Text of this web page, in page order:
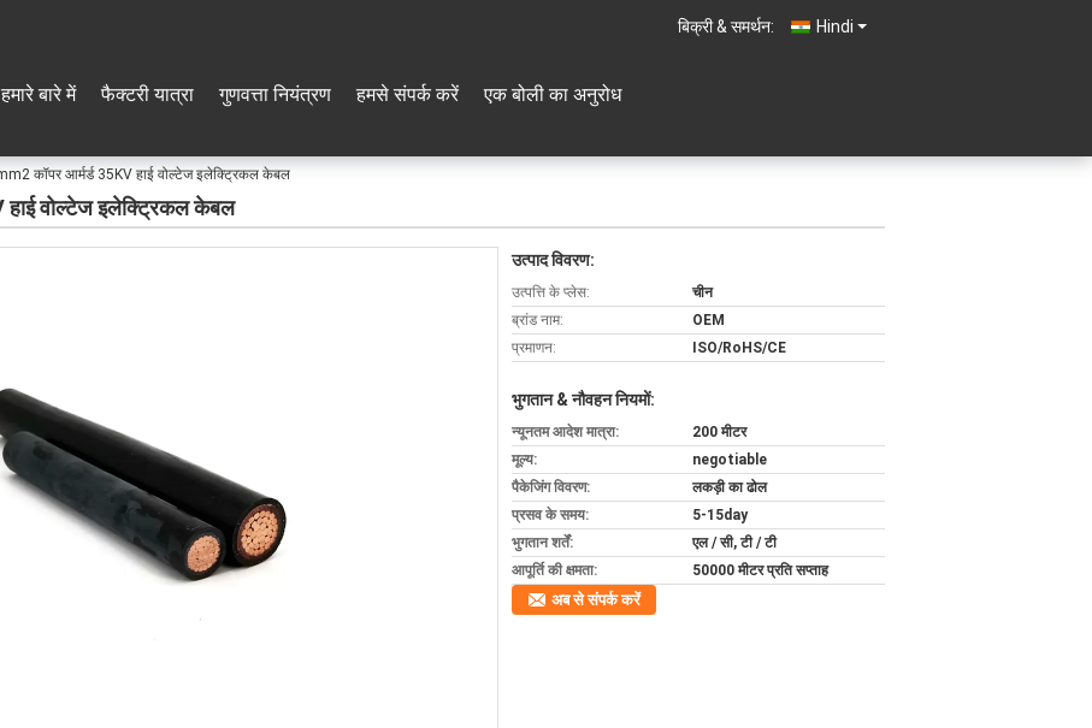
Hindi
बिक्री & समर्थन:
हमारे बारे में फैक्टरी यात्रा गुणवत्ता नियंत्रण हमसे संपर्क करें एक बोली का अनुरोध
कॉपर आर्मर्ड 35KV हाई वोल्टेज इलेक्ट्रिकल केबल
हाई वोल्टेज इलेक्ट्रिकल केबल
उत्पाद विवरण:
उत्पत्ति के प्लेस:
चीन
ब्रांड नाम:
OEM
प्रमाणन:
ISO/RoHS/CE
भुगतान & नौवहन नियमों:
न्यूनतम आदेश मात्रा:
200 मीटर
मूल्य:
negotiable
पैकेजिंग विवरण:
लकड़ी का ढोल
प्रसव के समय:
5-15day
भुगतान शर्तें:
एल / सी, टी / टी
आपूर्ति की क्षमता:
50000 मीटर प्रति सप्ताह
अब से संपर्क करें